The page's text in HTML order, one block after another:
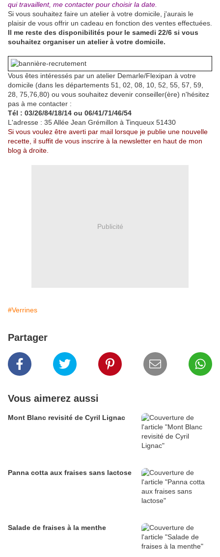
qui travaillent, me contacter pour choisir la date.
Si vous souhaitez faire un atelier à votre domicile, j'aurais le
plaisir de vous offrir un cadeau en fonction des ventes effectuées.
Il me reste des disponibilités pour le samedi 22/6 si vous
souhaitez organiser un atelier à votre domicile.
Vous êtes intéressés par un atelier Demarle/Flexipan à votre
domicile (dans les départements 51, 02, 08, 10, 52, 55, 57, 59,
28, 75,76,80) ou vous souhaitez devenir conseiller(ère) n'hésitez
pas à me contacter :
Tél : 03/26/84/18/14 ou 06/41/71/46/54
L'adresse : 35 Allée Jean Grémillon à Tinqueux 51430
Si vous voulez être averti par mail lorsque je publie une nouvelle
recette, il suffit de vous inscrire à la newsletter en haut de mon
blog à droite.
Publicité
#Verrines
Partager
Vous aimerez aussi
Mont Blanc revisité de Cyril Lignac
Panna cotta aux fraises sans lactose
Salade de fraises à la menthe